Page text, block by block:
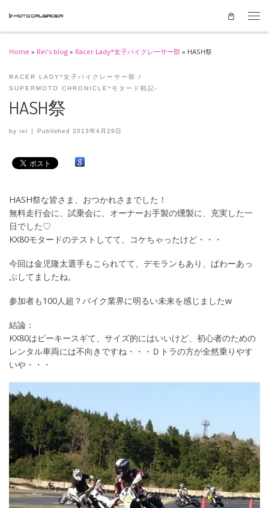
Skip to content
Home » Rei's blog » Racer Lady*女子バイクレーサー部 » HASH祭
RACER LADY*女子バイクレーサー部
SUPERMOTO CHRONICLE*モタード戦記-
HASH祭
by rei | Published2013年4月29日
HASH祭な皆さま、おつかれさまでした！
無料走行会に、試乗会に、オーナーお手製の燻製に、充実した一
日でした♡
KX80モタードのテストしてて、コケちゃったけど・・・
今回は金児隆太選手もこられてて、デモランもあり、ぱわーあっ
ぷしてましたね。
参加者も100人超？バイク業界に明るい未来を感じましたw
結論：
KX80はピーキースギて、サイズ的にはいいけど、初心者のための
レンタル車両には不向きですね・・・Ｄトラの方が全然乗りやす
いや・・・